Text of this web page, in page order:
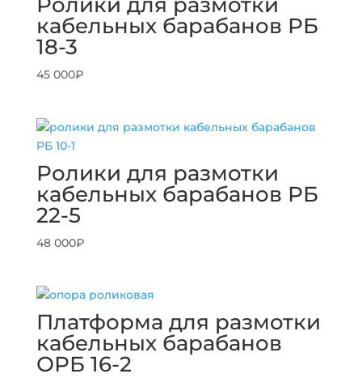
Ролики для размотки
кабельных барабанов РБ
18-3
45 000₽
Ролики для размотки
кабельных барабанов РБ
22-5
48 000₽
Платформа для размотки
кабельных барабанов
ОРБ 16-2